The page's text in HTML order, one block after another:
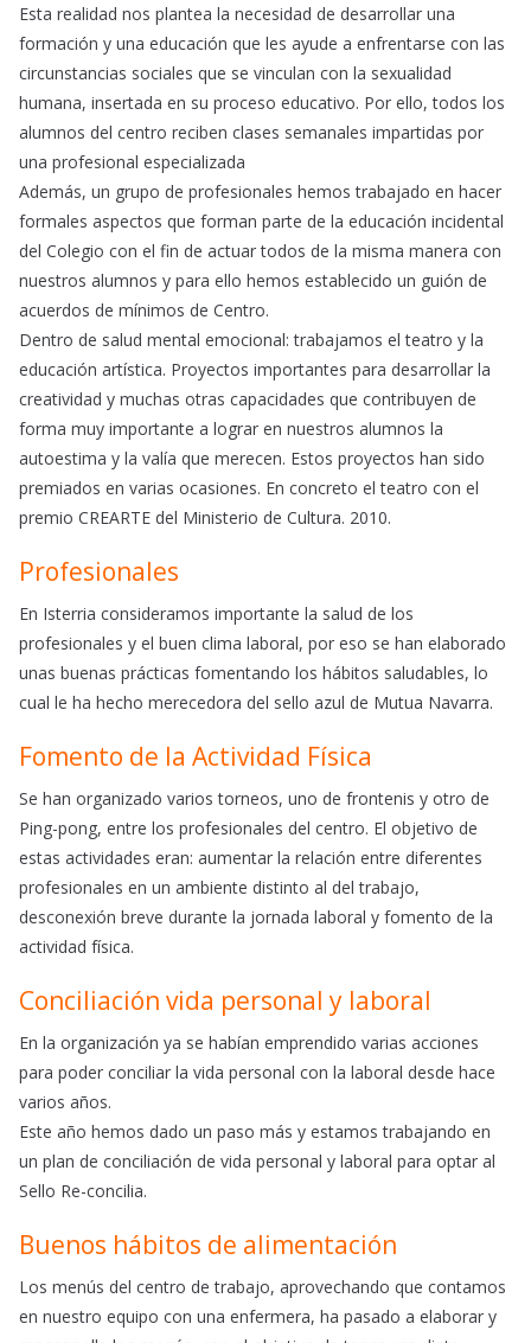
Esta realidad nos plantea la necesidad de desarrollar una
formación y una educación que les ayude a enfrentarse con las
circunstancias sociales que se vinculan con la sexualidad
humana, insertada en su proceso educativo. Por ello, todos los
alumnos del centro reciben clases semanales impartidas por
una profesional especializada
Además, un grupo de profesionales hemos trabajado en hacer
formales aspectos que forman parte de la educación incidental
del Colegio con el fin de actuar todos de la misma manera con
nuestros alumnos y para ello hemos establecido un guión de
acuerdos de mínimos de Centro.
Dentro de salud mental emocional: trabajamos el teatro y la
educación artística. Proyectos importantes para desarrollar la
creatividad y muchas otras capacidades que contribuyen de
forma muy importante a lograr en nuestros alumnos la
autoestima y la valía que merecen. Estos proyectos han sido
premiados en varias ocasiones. En concreto el teatro con el
premio CREARTE del Ministerio de Cultura. 2010.
Profesionales
En Isterria consideramos importante la salud de los
profesionales y el buen clima laboral, por eso se han elaborado
unas buenas prácticas fomentando los hábitos saludables, lo
cual le ha hecho merecedora del sello azul de Mutua Navarra.
Fomento de la Actividad Física
Se han organizado varios torneos, uno de frontenis y otro de
Ping-pong, entre los profesionales del centro. El objetivo de
estas actividades eran: aumentar la relación entre diferentes
profesionales en un ambiente distinto al del trabajo,
desconexión breve durante la jornada laboral y fomento de la
actividad física.
Conciliación vida personal y laboral
En la organización ya se habían emprendido varias acciones
para poder conciliar la vida personal con la laboral desde hace
varios años.
Este año hemos dado un paso más y estamos trabajando en
un plan de conciliación de vida personal y laboral para optar al
Sello Re-concilia.
Buenos hábitos de alimentación
Los menús del centro de trabajo, aprovechando que contamos
en nuestro equipo con una enfermera, ha pasado a elaborar y